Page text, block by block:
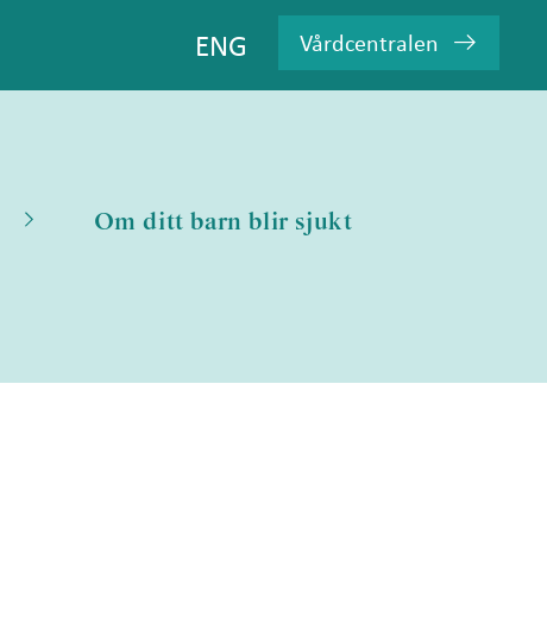
ENG Vårdcentralen
Om ditt barn blir sjukt